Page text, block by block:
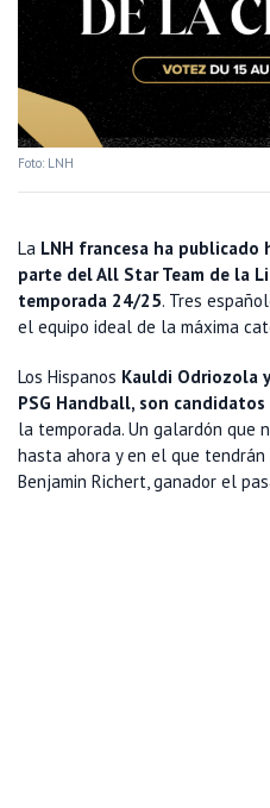
Foto: LNH
La LNH francesa ha
parte del All Star Team de la
temporada 24/25. Tres
el equipo ideal de la máxima
Los Hispanos Kauldi Odriozola
PSG Handball, son
la temporada. Un galardón que
hasta ahora y en el que
Benjamin Richert, ganador el